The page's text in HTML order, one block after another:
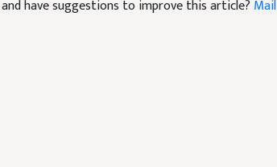
have suggestions to improve this article? Mail